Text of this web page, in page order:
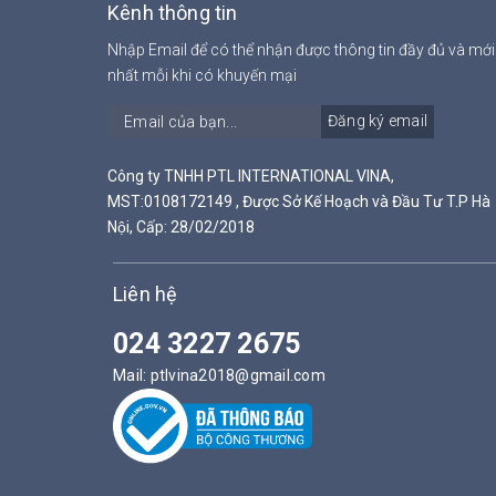
Kênh thông tin
Nhập Email để có thể nhận được thông tin đầy đủ và mới
nhất mỗi khi có khuyến mại
Đăng ký email
Công ty TNHH PTL INTERNATIONAL VINA,
MST:0108172149 , Được Sở Kế Hoạch và Đầu Tư T.P Hà
Nội, Cấp: 28/02/2018
Liên hệ
024 3227 2675
Mail: ptlvina2018@gmail.com